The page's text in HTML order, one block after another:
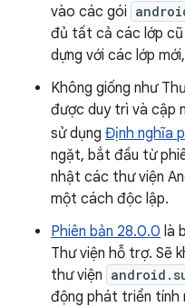
vào các gói
đủ tất cả các lớp cũ
dựng với các lớp
Không giống như
được duy trì và cập
sử dụng Định nghĩa
ngặt, bắt đầu từ
nhật các thư viện
một cách độc lập.
Phiên bản 28.0.0 là
Thư viện hỗ trợ. Sẽ
thư viện
động phát triển tính